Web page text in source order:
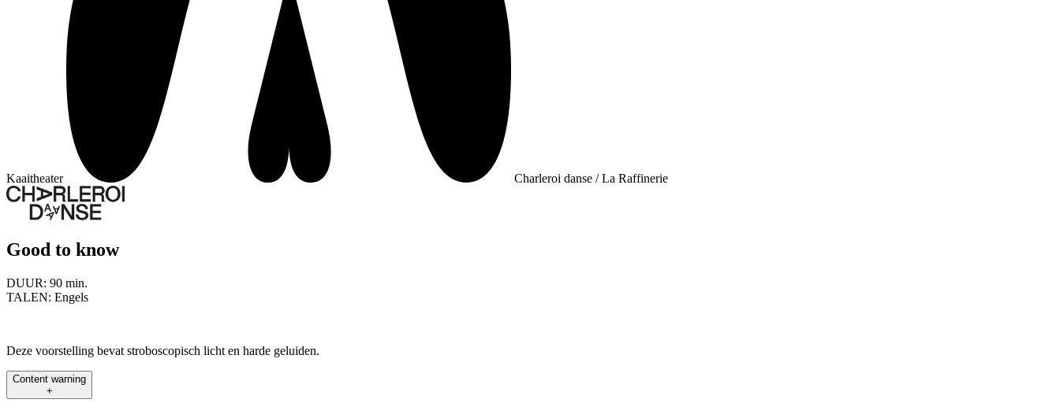
Kaaitheater Charleroi danse / La Raffinerie
Good to know
DUUR: 90 min.
TALEN: Engels
Deze voorstelling bevat stroboscopisch licht en harde geluiden.
Content warning
+